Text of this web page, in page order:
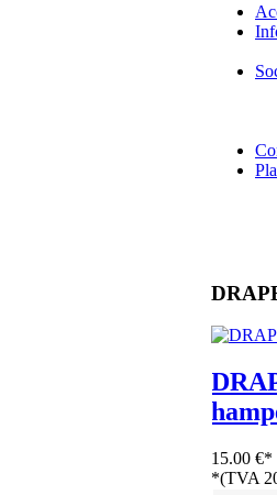
15.00 €*
*(TVA